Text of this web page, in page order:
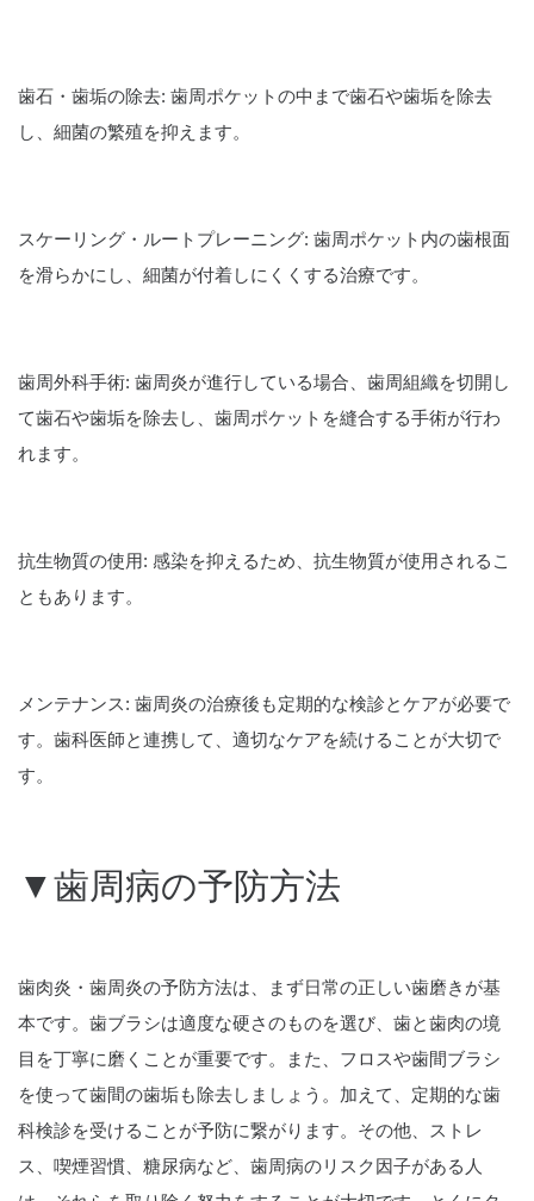
歯石・歯垢の除去: 歯周ポケットの中まで歯石や歯垢を除去
し、細菌の繁殖を抑えます。
スケーリング・ルートプレーニング: 歯周ポケット内の歯根面
を滑らかにし、細菌が付着しにくくする治療です。
歯周外科手術: 歯周炎が進行している場合、歯周組織を切開し
て歯石や歯垢を除去し、歯周ポケットを縫合する手術が行わ
れます。
抗生物質の使用: 感染を抑えるため、抗生物質が使用されるこ
ともあります。
メンテナンス: 歯周炎の治療後も定期的な検診とケアが必要で
す。歯科医師と連携して、適切なケアを続けることが大切で
す。
▼歯周病の予防方法
歯肉炎・歯周炎の予防方法は、まず日常の正しい歯磨きが基
本です。歯ブラシは適度な硬さのものを選び、歯と歯肉の境
目を丁寧に磨くことが重要です。また、フロスや歯間ブラシ
を使って歯間の歯垢も除去しましょう。加えて、定期的な歯
科検診を受けることが予防に繋がります。その他、ストレ
ス、喫煙習慣、糖尿病など、歯周病のリスク因子がある人